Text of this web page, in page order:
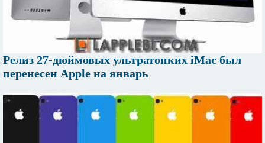
Релиз 27-дюймовых ультратонких iMac был
перенесен Apple на январь